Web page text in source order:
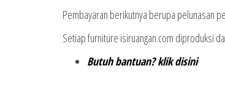
Pembayaran berikutnya berupa pelunasan
Setiap furniture isiruangan.com diproduksi
Butuh bantuan? klik disini